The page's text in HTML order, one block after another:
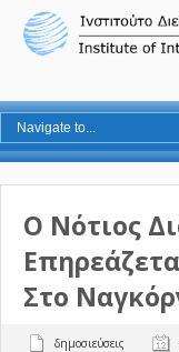
Ο Νότιος
Στο
δημοσιεύσεις